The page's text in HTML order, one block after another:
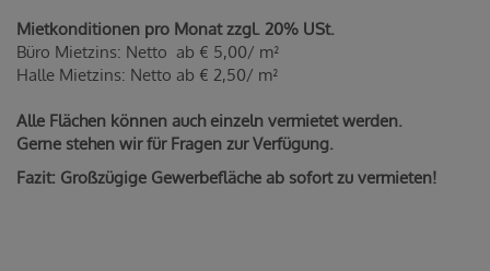
Mietkonditionen pro Monat zzgl. 20% USt.
Büro Mietzins: Netto ab € 5,00/ m²
Halle Mietzins: Netto ab € 2,50/ m²
Alle Flächen können auch einzeln vermietet werden.
Gerne stehen wir für Fragen zur Verfügung.
Fazit: Großzügige Gewerbefläche ab sofort zu vermieten!